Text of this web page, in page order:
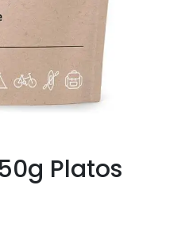
Platos